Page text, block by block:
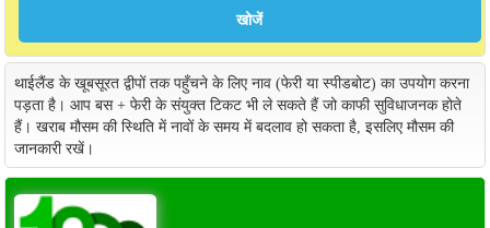
थाईलैंड के खूबसूरत द्वीपों तक पहुँचने के लिए नाव (फेरी या स्पीडबोट) का उपयोग करना
पड़ता है। आप बस + फेरी के संयुक्त टिकट भी ले सकते हैं जो काफी सुविधाजनक होते
हैं। खराब मौसम की स्थिति में नावों के समय में बदलाव हो सकता है, इसलिए मौसम की
जानकारी रखें।